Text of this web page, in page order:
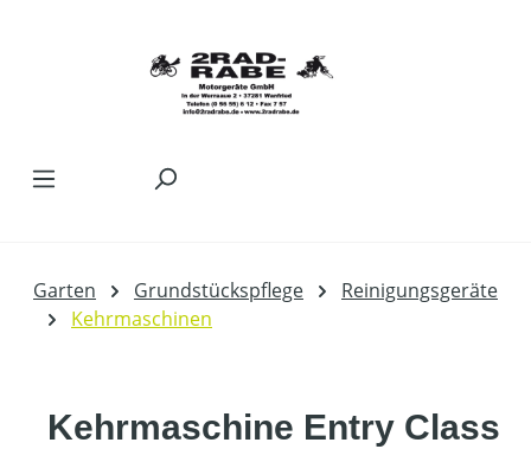
Garten Grundstückspflege
Reinigungsgeräte
Kehrmaschinen
Kehrmaschine Entry Class